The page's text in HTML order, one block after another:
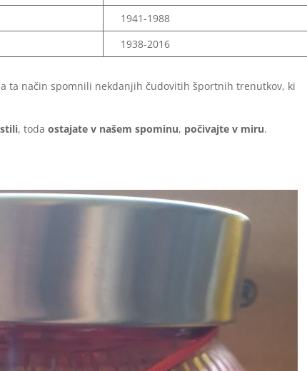
1941-1988
1938-2016
ta način spomnili nekdanjih čudovitih športnih trenutkov, ki
, todaostajate v našem spominu, počivajte v miru.